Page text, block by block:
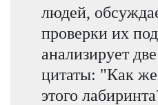
людей,
проверки их
анализирует
цитаты: "Как
этого